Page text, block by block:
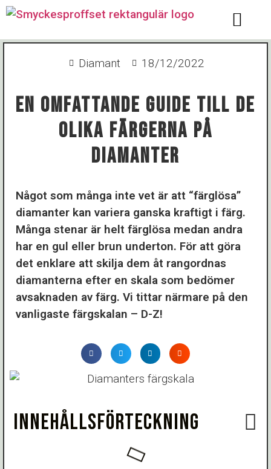
Diamant 18/12/2022
En Omfattande Guide Till De
Olika Färgerna På
Diamanter
Något som många inte vet är att “färglösa”
diamanter kan variera ganska kraftigt i färg.
Många stenar är helt färglösa medan andra
har en gul eller brun underton. För att göra
det enklare att skilja dem åt rangordnas
diamanterna efter en skala som bedömer
avsaknaden av färg. Vi tittar närmare på den
vanligaste färgskalan – D-Z!
INNEHÅLLSFÖRTECKNING